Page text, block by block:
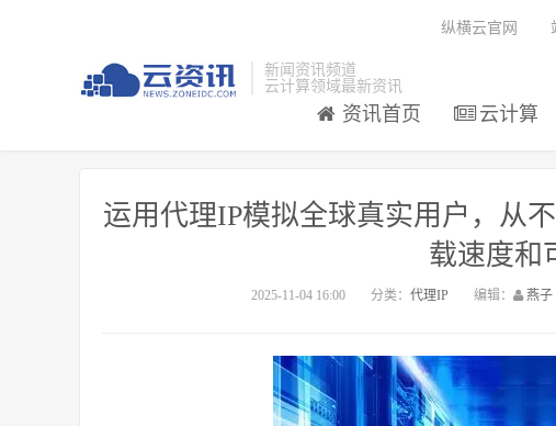
新闻资讯频道
云计算领域最新资讯
资讯首页 云计算
纵横云官网
运用代理IP模拟全球真实用户，从
载速度和
2025-11-04 16:00 分类： 代理IP 编辑： 燕子